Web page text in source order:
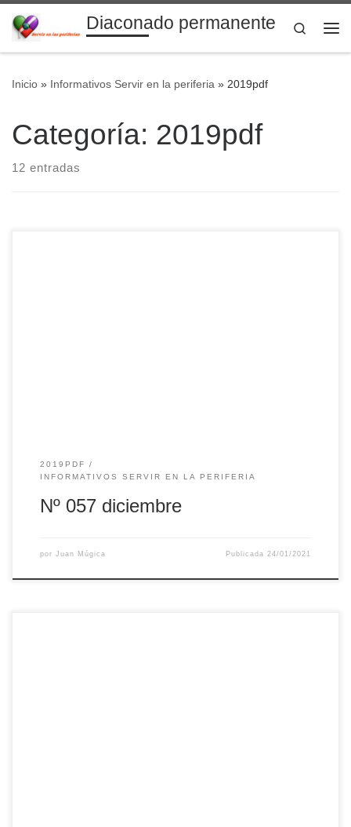
Saltar al contenidoDiaconado permanente
Search
Inicio » Informativos Servir en la periferia » 2019pdf
Categoría: 2019pdf
12 entradas
2019PDF
INFORMATIVOS SERVIR EN LA PERIFERIA
Nº 057 diciembre
por Juan Múgica Publicada 24/01/2021